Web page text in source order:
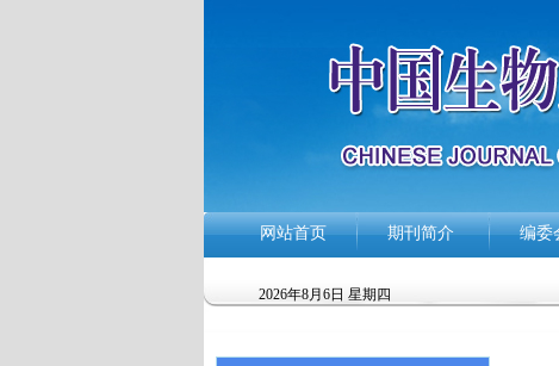
网站首页 期刊简介 编委
2026年8月6日 星期四